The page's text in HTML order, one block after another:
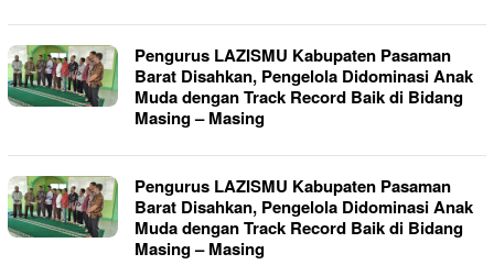
Pengurus LAZISMU Kabupaten Pasaman
Barat Disahkan, Pengelola Didominasi Anak
Muda dengan Track Record Baik di Bidang
Masing – Masing
Pengurus LAZISMU Kabupaten Pasaman
Barat Disahkan, Pengelola Didominasi Anak
Muda dengan Track Record Baik di Bidang
Masing – Masing